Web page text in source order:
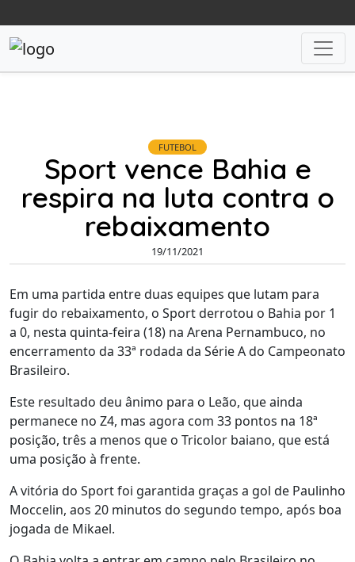
FUTEBOL
Sport vence Bahia e
respira na luta contra o
rebaixamento
19/11/2021
Em uma partida entre duas equipes que lutam para
fugir do rebaixamento, o Sport derrotou o Bahia por 1
a 0, nesta quinta-feira (18) na Arena Pernambuco, no
encerramento da 33ª rodada da Série A do Campeonato
Brasileiro.
Este resultado deu ânimo para o Leão, que ainda
permanece no Z4, mas agora com 33 pontos na 18ª
posição, três a menos que o Tricolor baiano, que está
uma posição à frente.
A vitória do Sport foi garantida graças a gol de Paulinho
Moccelin, aos 20 minutos do segundo tempo, após boa
jogada de Mikael.